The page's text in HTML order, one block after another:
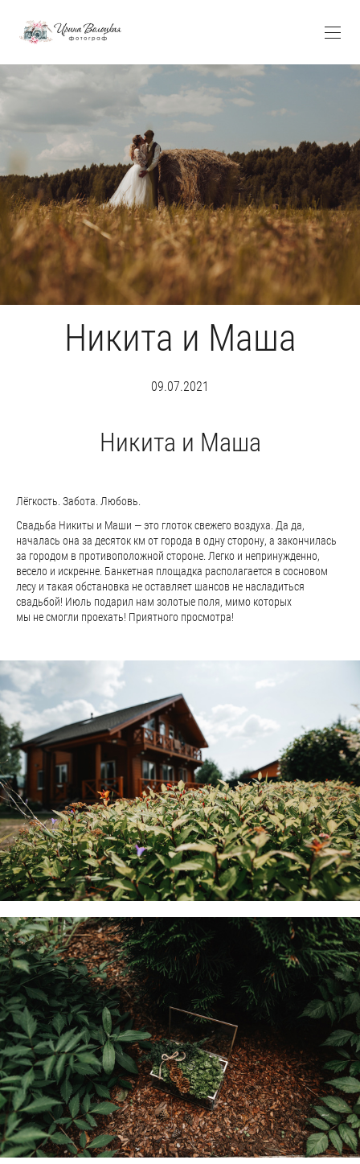
Никита и Маша
09.07.2021
Никита и Маша
Лёгкость. Забота. Любовь.
Свадьба Никиты и Маши — это глоток свежего воздуха. Да да,
началась она за десяток км от города в одну сторону, а закончилась
за городом в противоположной стороне. Легко и непринужденно,
весело и искренне. Банкетная площадка располагается в сосновом
лесу и такая обстановка не оставляет шансов не насладиться
свадьбой! Июль подарил нам золотые поля, мимо которых
мы не смогли проехать! Приятного просмотра!